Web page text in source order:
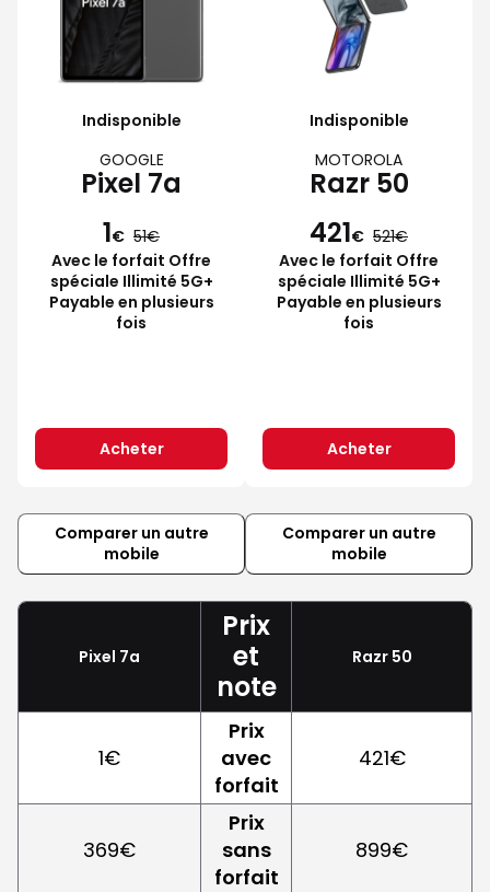
Indisponible
GOOGLE
Pixel 7a
1€ 51
Avec le forfait Offre
spéciale Illimité 5G+
Payable en plusieurs
fois
Acheter
Indisponible
MOTOROLA
Razr 50
421€ 521
Avec le forfait Offre
spéciale Illimité 5G+
Payable en plusieurs
fois
Acheter
Comparer un autre
mobile
Comparer un autre
mobile
Pixel 7a
Prix
et
note
Razr 50
1€
Prix
avec
forfait
421€
369€
Prix
sans
forfait
899€